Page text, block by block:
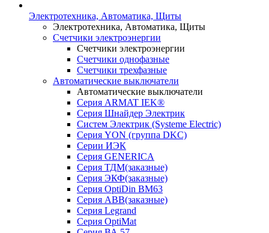
Электротехника, Автоматика, Щиты
Электротехника, Автоматика, Щиты
Счетчики электроэнергии
Счетчики электроэнергии
Счетчики однофазные
Счетчики трехфазные
Автоматические выключатели
Автоматические выключатели
Серия ARMAT IEK®
Серия Шнайдер Электрик
Систем Электрик (Systeme Electric)
Серия YON (группа DKC)
Серии ИЭК
Серия GENERICA
Серия ТДМ(заказные)
Серия ЭКФ(заказные)
Серия OptiDin BM63
Серия АВВ(заказные)
Серия Legrand
Серия OptiMat